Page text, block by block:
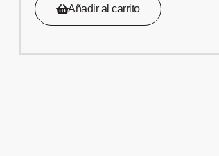
Añadir al carrito